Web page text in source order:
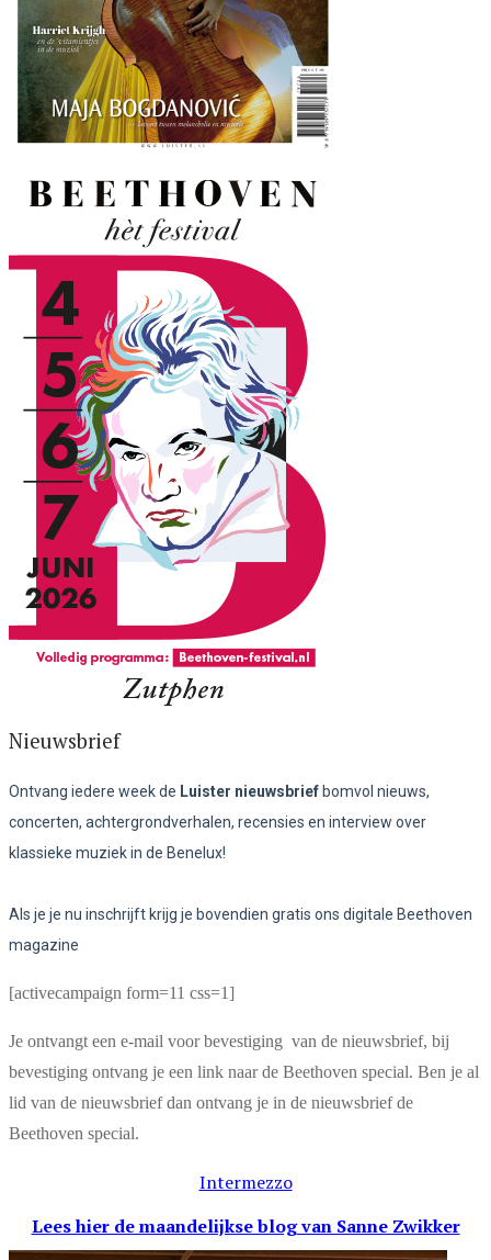
Nieuwsbrief
Ontvang iedere week de Luister nieuwsbrief bomvol nieuws,
concerten, achtergrondverhalen, recensies en interview over
klassieke muziek in de Benelux!
Als je je nu inschrijft krijg je bovendien gratis ons digitale Beethoven
magazine
[activecampaign form=11 css=1]
Je ontvangt een e-mail voor bevestiging van de nieuwsbrief, bij
bevestiging ontvang je een link naar de Beethoven special. Ben je al
lid van de nieuwsbrief dan ontvang je in de nieuwsbrief de
Beethoven special.
Intermezzo
Lees hier de maandelijkse blogvan Sanne Zwikker